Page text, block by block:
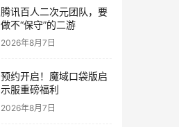
腾讯百人二次元团队，要
做不“保守”的二游
2026年8月7日
预约开启！魔域口袋版启
示服重磅福利
2026年8月7日